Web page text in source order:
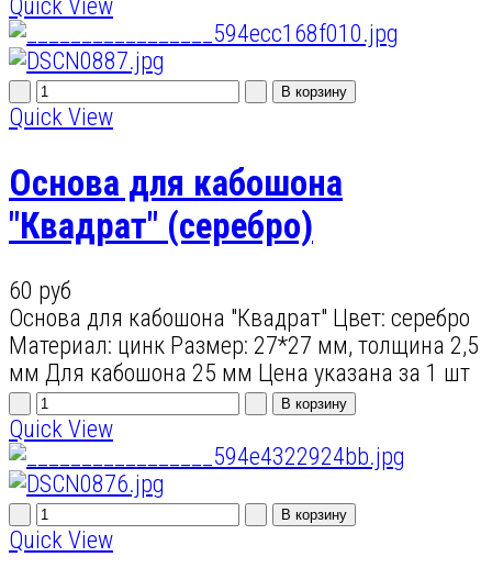
Quick View
Quick View
Основа для кабошона
"Квадрат" (серебро)
60 руб
Основа для кабошона "Квадрат" Цвет: серебро
Материал: цинк Размер: 27*27 мм, толщина 2,5
мм Для кабошона 25 мм Цена указана за 1 шт
Quick View
Quick View